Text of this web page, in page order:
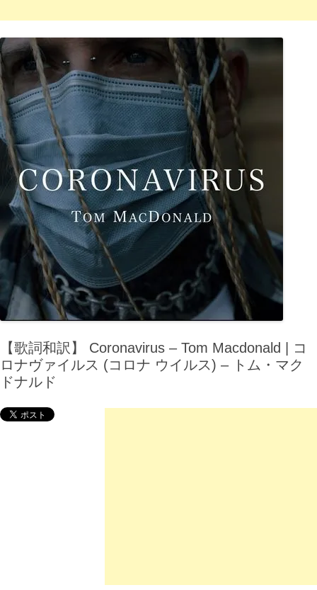
【歌詞和訳】 Coronavirus – Tom Macdonald | コ
ロナヴァイルス (コロナ ウイルス) – トム・マク
ドナルド